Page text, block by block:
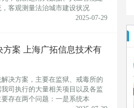
客观测量法治城市建设状况
2025-07-29
案 上海广拓信息技术有
决方案，主要在监狱、戒毒所的
司执行的大量相关项目以及各监
存在两个问题：一是系统本